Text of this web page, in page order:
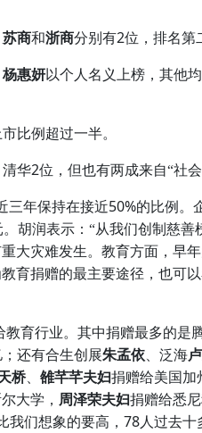
苏商和浙商分别有2位，排名第
杨惠妍以个人名义上榜，其他
比例超过一半。
华2位，但也有两成来自“社会
三年保持在接近50%的比例。
。胡润表示：“从我们创制慈善
大灾难发生。教育方面，早
育捐赠的最主要途径，也可
教育行业。其中捐赠最多的是
；还有合生创展朱孟依 、泛海
桥、 雒芊芊夫妇捐赠给美国加
大学， 周泽荣夫妇捐赠给悉
我们想象的要高， 78人过去十